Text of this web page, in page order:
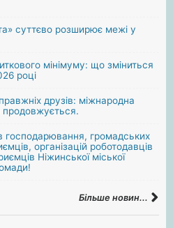
суттєво розширює межі у
мінімуму: що зміниться
році
друзів: міжнародна
продовжується.
господарювання, громадських
організацій роботодавців
Ніжинської міської
Більше новин...